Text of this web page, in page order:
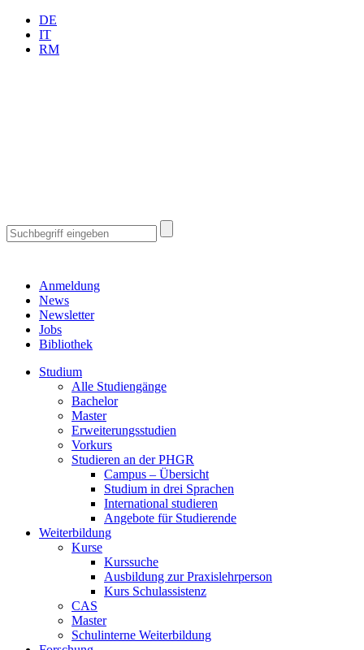
DE
IT
RM
Anmeldung
News
Newsletter
Jobs
Bibliothek
Studium
Alle Studiengänge
Bachelor
Master
Erweiterungsstudien
Vorkurs
Studieren an der PHGR
Campus – Übersicht
Studium in drei Sprachen
International studieren
Angebote für Studierende
Weiterbildung
Kurse
Kurssuche
Ausbildung zur Praxislehrperson
Kurs Schulassistenz
CAS
Master
Schulinterne Weiterbildung